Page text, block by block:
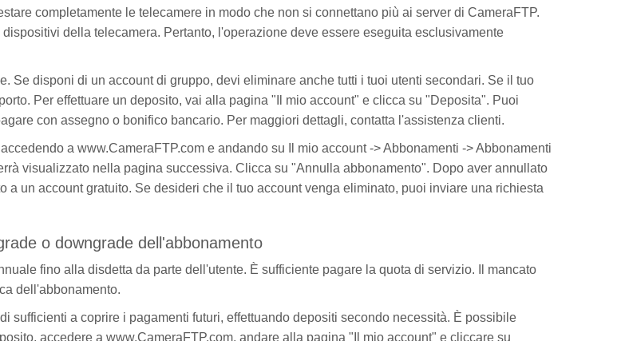
completamente le telecamere in modo che non si connettano più ai server di CameraFTP.
della telecamera. Pertanto, l'operazione deve essere eseguita esclusivamente
Se disponi di un account di gruppo, devi eliminare anche tutti i tuoi utenti secondari. Se il tuo
Per effettuare un deposito, vai alla pagina "Il mio account" e clicca su "Deposita". Puoi
con assegno o bonifico bancario. Per maggiori dettagli, contatta l'assistenza clienti.
a www.CameraFTP.com e andando su Il mio account -> Abbonamenti -> Abbonamenti
visualizzato nella pagina successiva. Clicca su "Annulla abbonamento". Dopo aver annullato
un account gratuito. Se desideri che il tuo account venga eliminato, puoi inviare una richiesta
o downgrade dell'abbonamento
fino alla disdetta da parte dell'utente. È sufficiente pagare la quota di servizio. Il mancato
dell'abbonamento.
sufficienti a coprire i pagamenti futuri, effettuando depositi secondo necessità. È possibile
accedere a www.CameraFTP.com, andare alla pagina "Il mio account" e cliccare su